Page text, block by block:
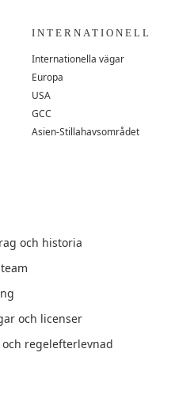
INTERNATIONELL
Internationella vägar
Europa
USA
GCC
Asien-Stillahavsområdet
och historia
och licenser
regelefterlevnad